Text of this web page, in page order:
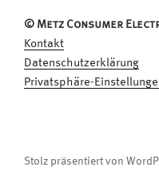
© Metz Consumer
Kontakt
Datenschutzerklärung
Privatsphäre-
Stolz präsentiert von